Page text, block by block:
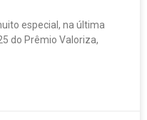
especial, na última
do Prêmio Valoriza,